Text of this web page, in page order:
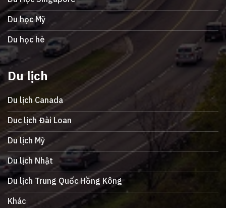
Du học Mỹ
Du học hè
Du lịch
Du lịch Canada
Duc lịch Đài Loan
Du lịch Mỹ
Du lịch Nhật
Du lịch Trung Quốc Hồng Kông
Khác